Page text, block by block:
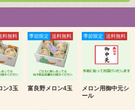
料無料
ン3玉
季節限定 送料無料
富良野メロン4玉
季節限定 送料無料
メロン用御中元シ
ール